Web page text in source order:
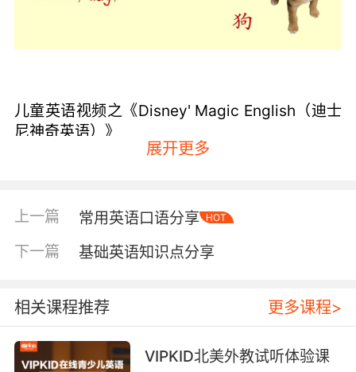
儿童英语视频之《Disney' Magic English（迪士
尼神奇英语）》
士尼卡通形象的结合为孩子们营造一个更加容易
理解、接受的教学环境。该动画每集时长大概在
20分钟左右，孩子们每天观看一集就可以了，并
性也会被大大提高。
展开更多
上一篇 常用英语口语分享 HOT
下一篇 基础英语知识点分享
相关课程推荐 更多课程>
VIPKID北美外教试听体验课